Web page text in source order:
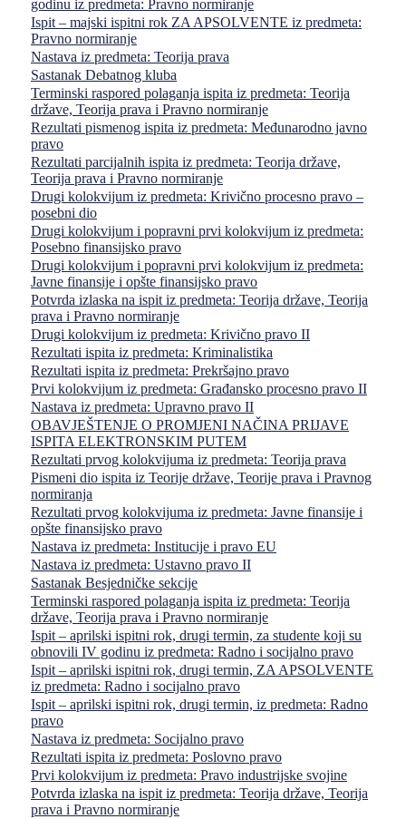
godinu iz predmeta: Pravno normiranje
Ispit – majski ispitni rok ZA APSOLVENTE iz predmeta:
Pravno normiranje
Nastava iz predmeta: Teorija prava
Sastanak Debatnog kluba
Terminski raspored polaganja ispita iz predmeta: Teorija
države, Teorija prava i Pravno normiranje
Rezultati pismenog ispita iz predmeta: Međunarodno javno
pravo
Rezultati parcijalnih ispita iz predmeta: Teorija države,
Teorija prava i Pravno normiranje
Drugi kolokvijum iz predmeta: Krivično procesno pravo –
posebni dio
Drugi kolokvijum i popravni prvi kolokvijum iz predmeta:
Posebno finansijsko pravo
Drugi kolokvijum i popravni prvi kolokvijum iz predmeta:
Javne finansije i opšte finansijsko pravo
Potvrda izlaska na ispit iz predmeta: Teorija države, Teorija
prava i Pravno normiranje
Drugi kolokvijum iz predmeta: Krivično pravo II
Rezultati ispita iz predmeta: Kriminalistika
Rezultati ispita iz predmeta: Prekršajno pravo
Prvi kolokvijum iz predmeta: Građansko procesno pravo II
Nastava iz predmeta: Upravno pravo II
OBAVJEŠTENJE O PROMJENI NAČINA PRIJAVE
ISPITA ELEKTRONSKIM PUTEM
Rezultati prvog kolokvijuma iz predmeta: Teorija prava
Pismeni dio ispita iz Teorije države, Teorije prava i Pravnog
normiranja
Rezultati prvog kolokvijuma iz predmeta: Javne finansije i
opšte finansijsko pravo
Nastava iz predmeta: Institucije i pravo EU
Nastava iz predmeta: Ustavno pravo II
Sastanak Besjedničke sekcije
Terminski raspored polaganja ispita iz predmeta: Teorija
države, Teorija prava i Pravno normiranje
Ispit – aprilski ispitni rok, drugi termin, za studente koji su
obnovili IV godinu iz predmeta: Radno i socijalno pravo
Ispit – aprilski ispitni rok, drugi termin, ZA APSOLVENTE
iz predmeta: Radno i socijalno pravo
Ispit – aprilski ispitni rok, drugi termin, iz predmeta: Radno
pravo
Nastava iz predmeta: Socijalno pravo
Rezultati ispita iz predmeta: Poslovno pravo
Prvi kolokvijum iz predmeta: Pravo industrijske svojine
Potvrda izlaska na ispit iz predmeta: Teorija države, Teorija
prava i Pravno normiranje